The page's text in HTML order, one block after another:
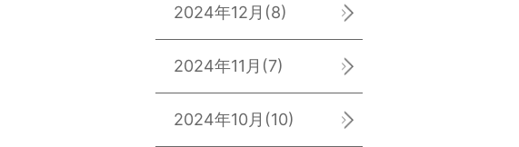
2024年12月 (8)
2024年11月 (7)
2024年10月 (10)